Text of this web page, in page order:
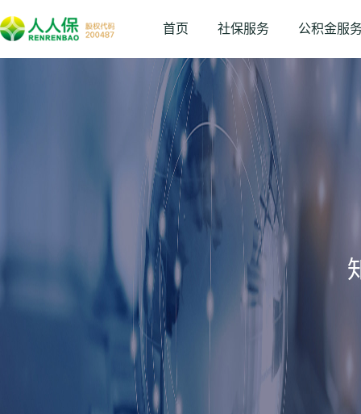
首页 社保服务 公积金服